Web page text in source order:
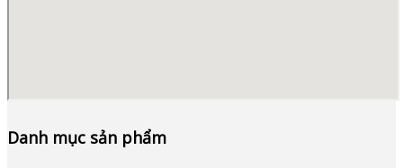
Danh mục sản phẩm